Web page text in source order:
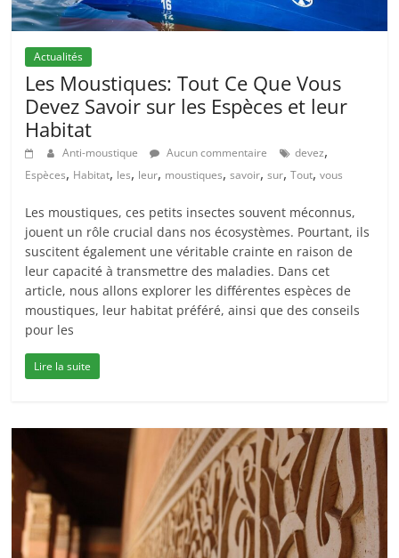
Actualités
Les Moustiques: Tout Ce Que Vous
Devez Savoir sur les Espèces et leur
Habitat
Anti-moustique Aucun commentaire devez,
Espèces, Habitat, les, leur, moustiques,savoir,sur,Tout,vous
Les moustiques, ces petits insectes souvent méconnus,
jouent un rôle crucial dans nos écosystèmes. Pourtant, ils
suscitent également une véritable crainte en raison de
leur capacité à transmettre des maladies. Dans cet
article, nous allons explorer les différentes espèces de
moustiques, leur habitat préféré, ainsi que des conseils
pour les
Lire la suite